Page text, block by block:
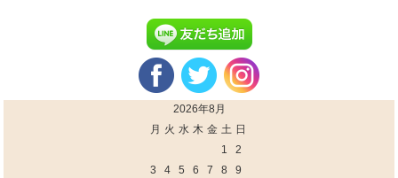
2026年8月
月 火 水 木 金 土 日
1
2
3
4 5 6 7 8
9